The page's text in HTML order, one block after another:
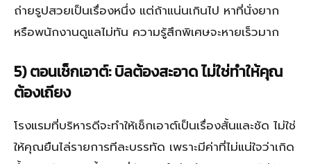
ถ่ายรูปสวยเป็นเรื่องหนึ่ง แต่ถ้าแน่นเกินไป หาที่นั่งยาก
หรือพนักงานดูแลไม่ทัน ความรู้สึกพิเศษจะหายเร็วมาก
5) ตอนเช็กเอาต์: บิลต้องสะอาด ไม่ใช่ทำให้คุณ
ต้องเถียง
โรงแรมที่บริหารดีจะทำให้เช็กเอาต์เป็นเรื่องสั้นและชัด ไม่ใช่
ให้คุณยืนไล่รายการทีละบรรทัด เพราะมีค่าที่ไม่แน่ใจว่าเกิด